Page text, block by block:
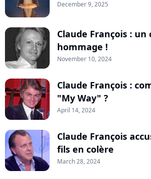
December 9, 2025
Claude François : un
hommage !
November 10, 2024
Claude François :
"My Way" ?
April 14, 2024
Claude François
fils en colère
March 28, 2024